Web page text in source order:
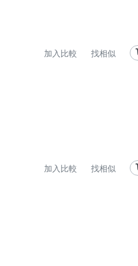
加入比較 找相似
加入比較 找相似